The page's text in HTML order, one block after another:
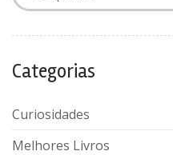
Categorias
Curiosidades
Melhores Livros